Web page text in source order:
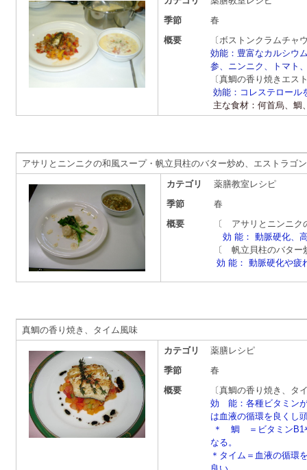
季節
春
概要
〔ボストンクラムチャ
効能：豊富なカルシウ
参、ニンニク、トマト
〔真鯛の香り焼きエス
効能： コレステロール
主な食材：何首烏、鯛
アサリとニンニクの和風スープ・帆立貝柱のバター炒め、エストラゴ
カテゴリ
薬膳教室レシピ
季節
春
概要
〔 アサリとニンニ
効 能： 動脈硬化、
〔 帆立貝柱のバタ
効 能： 動脈硬化や疲
真鯛の香り焼き、タイム風味
カテゴリ
薬膳レシピ
季節
春
概要
〔真鯛の香り焼き、タ
効 能：各種ビタミン
は血液の循環を良くし
＊ 鯛 ＝ビタミンB1
なる。
＊タイム＝血液の循環